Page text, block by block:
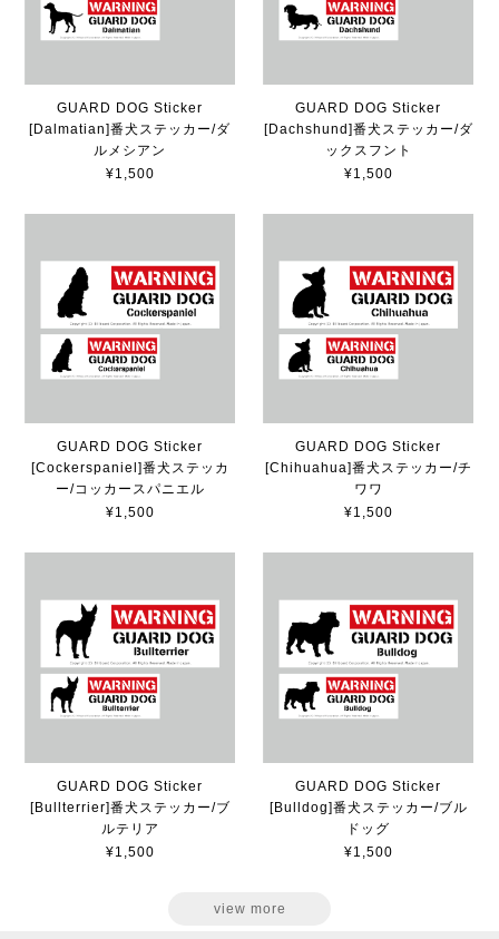
GUARD DOG Sticker
[Dalmatian]番犬ステッカー/ダ
ルメシアン
¥1,500
GUARD DOG Sticker
[Dachshund]番犬ステッカー/ダ
ックスフント
¥1,500
GUARD DOG Sticker
[Cockerspaniel]番犬ステッカ
ー/コッカースパニエル
¥1,500
GUARD DOG Sticker
[Chihuahua]番犬ステッカー/チ
ワワ
¥1,500
GUARD DOG Sticker
[Bullterrier]番犬ステッカー/ブ
ルテリア
¥1,500
GUARD DOG Sticker
[Bulldog]番犬ステッカー/ブル
ドッグ
¥1,500
view more